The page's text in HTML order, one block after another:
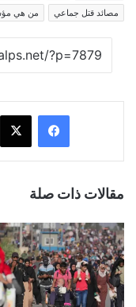
مصائد قتل جماعي
من هي
فيسبوك ‫X
مقالات ذات صلة